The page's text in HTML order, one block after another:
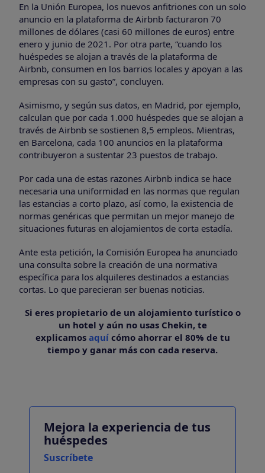
En la Unión Europea, los nuevos anfitriones con un solo
anuncio en la plataforma de Airbnb facturaron 70
millones de dólares (casi 60 millones de euros) entre
enero y junio de 2021. Por otra parte, “cuando los
huéspedes se alojan a través de la plataforma de
Airbnb, consumen en los barrios locales y apoyan a las
empresas con su gasto”, concluyen.
Asimismo, y según sus datos, en Madrid, por ejemplo,
calculan que por cada 1.000 huéspedes que se alojan a
través de Airbnb se sostienen 8,5 empleos. Mientras,
en Barcelona, cada 100 anuncios en la plataforma
contribuyeron a sustentar 23 puestos de trabajo.
Por cada una de estas razones Airbnb indica se hace
necesaria una uniformidad en las normas que regulan
las estancias a corto plazo, así como, la existencia de
normas genéricas que permitan un mejor manejo de
situaciones futuras en alojamientos de corta estadía.
Ante esta petición, la Comisión Europea ha anunciado
una consulta sobre la creación de una normativa
específica para los alquileres destinados a estancias
cortas. Lo que parecieran ser buenas noticias.
Si eres propietario de un alojamiento turístico o
un hotel y aún no usas Chekin, te
explicamos aquícómo ahorrar el 80% de tu
tiempo y ganar más con cada reserva.
Mejora la experiencia de tus
huéspedes
Suscríbete